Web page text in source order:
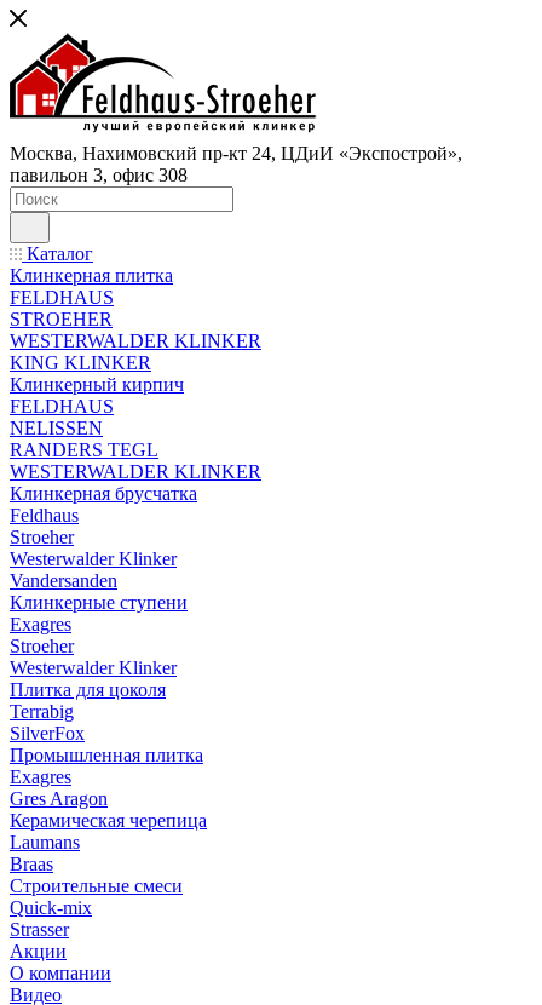
Москва, Нахимовский пр-кт 24, ЦДиИ «Экспострой»,
павильон 3, офис 308
Каталог
Клинкерная плитка
FELDHAUS
STROEHER
WESTERWALDER KLINKER
KING KLINKER
Клинкерный кирпич
FELDHAUS
NELISSEN
RANDERS TEGL
WESTERWALDER KLINKER
Клинкерная брусчатка
Feldhaus
Stroeher
Westerwalder Klinker
Vandersanden
Клинкерные ступени
Exagres
Stroeher
Westerwalder Klinker
Плитка для цоколя
Terrabig
SilverFox
Промышленная плитка
Exagres
Gres Aragon
Керамическая черепица
Laumans
Braas
Строительные смеси
Quick-mix
Strasser
Акции
О компании
Видео